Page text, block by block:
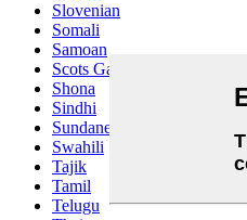
Slovenian
Somali
Samoan
Scots Gaelic
Shona
Sindhi
Sundanese
Swahili
Tajik
Tamil
Telugu